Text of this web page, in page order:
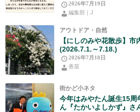
2026年7月19日
編集部｜J
アウトドア・自然
【にしのみや花散歩】
(2026.7.1.～7.18.)
2026年7月18日
香苗
街かど小ネタ
今年はみやたん誕生15周
ん『たかいよしかず』さ